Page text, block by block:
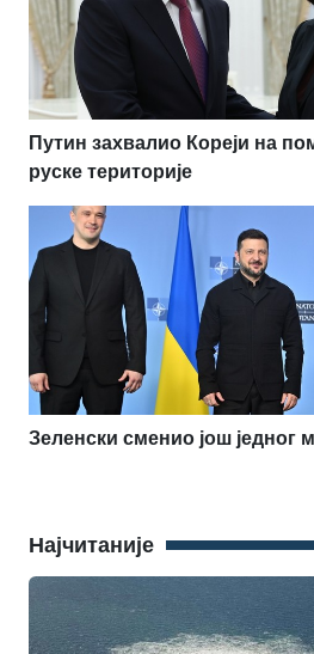
Путин захвалио Кореји на
руске територије
Зеленски сменио још једног
Најчитаније